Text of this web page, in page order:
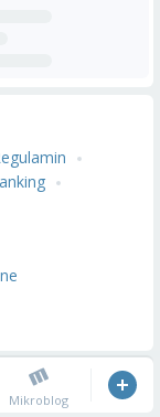
Mikroblog